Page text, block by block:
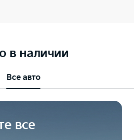
в наличии
Все авто
все